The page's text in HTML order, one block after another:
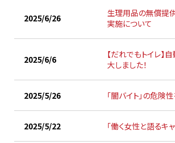
2025/6/26
生理用品の無償提
実施について
2025/6/6
【だれでもトイレ
大しました！
2025/5/26 「闇バイト」の危険
2025/5/22 「働く女性と語るキ